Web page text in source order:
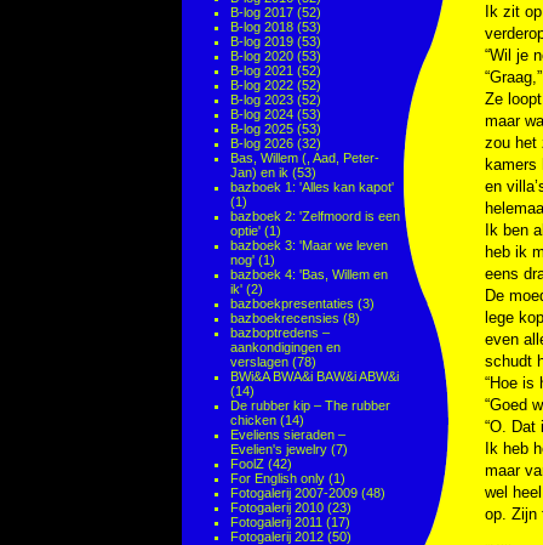
B-log 2017 (52)
B-log 2018 (53)
B-log 2019 (53)
B-log 2020 (53)
B-log 2021 (52)
B-log 2022 (52)
B-log 2023 (52)
B-log 2024 (53)
B-log 2025 (53)
B-log 2026 (32)
Bas, Willem (, Aad, Peter-
Jan) en ik (53)
bazboek 1: 'Alles kan kapot'
(1)
bazboek 2: 'Zelfmoord is een
optie' (1)
bazboek 3: 'Maar we leven
nog' (1)
bazboek 4: 'Bas, Willem en
ik' (2)
bazboekpresentaties (3)
bazboekrecensies (8)
bazboptredens –
aankondigingen en
verslagen (78)
BWi&A BWA&i BAW&i ABW&i
(14)
De rubber kip – The rubber
chicken (14)
Eveliens sieraden –
Evelien's jewelry (7)
FoolZ (42)
For English only (1)
Fotogalerij 2007-2009 (48)
Fotogalerij 2010 (23)
Fotogalerij 2011 (17)
Fotogalerij 2012 (50)
Ik zit
“Wil je
Ze
maar
zou het
kamers
en
Ik ben
heb ik
eens
De
lege
even
schudt
“Hoe is
“Goed
“O. Dat
Ik heb
maar
wel
op. Zijn